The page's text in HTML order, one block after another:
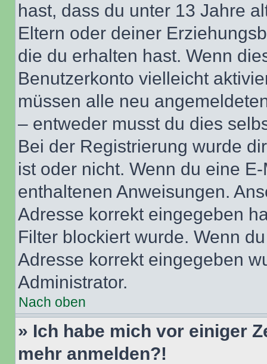
hast, dass du unter 13 Jahre
Eltern oder deiner
die du erhalten hast. Wenn
Benutzerkonto vielleicht
müssen alle neu
– entweder musst du dies
Bei der Registrierung wurde
ist oder nicht. Wenn du eine
enthaltenen Anweisungen.
Adresse korrekt eingegeben
Filter blockiert wurde. Wenn
Adresse korrekt eingegeben
Administrator.
Nach oben
» Ich habe mich vor einiger
mehr anmelden?!